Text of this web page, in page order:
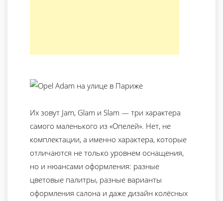
Их зовут Jam, Glam и Slam — три характера
самого маленького из «Опелей». Нет, не
комплектации, а именно характера, которые
отличаются не только уровнем оснащения,
но и нюансами оформления: разные
цветовые палитры, разные варианты
оформления салона и даже дизайн колёсных